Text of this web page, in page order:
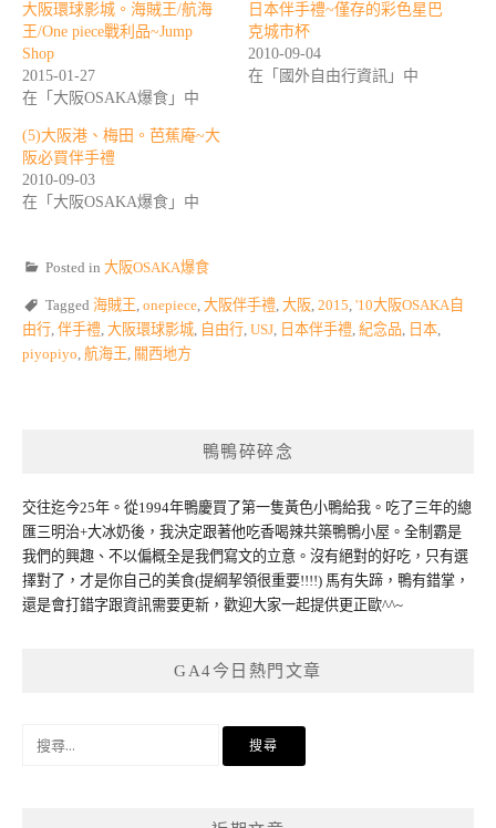
大阪環球影城。海賊王/航海
王/One piece戰利品~Jump
Shop
2015-01-27
在「大阪OSAKA爆食」中
日本伴手禮~僅存的彩色星巴
克城市杯
2010-09-04
在「國外自由行資訊」中
(5)大阪港、梅田。芭蕉庵~大
阪必買伴手禮
2010-09-03
在「大阪OSAKA爆食」中
Posted in 大阪OSAKA爆食
Tagged 海賊王, onepiece, 大阪伴手禮, 大阪, 2015, '10大阪OSAKA自
由行, 伴手禮, 大阪環球影城, 自由行, USJ, 日本伴手禮, 紀念品, 日本,
piyopiyo, 航海王, 關西地方
鴨鴨碎碎念
交往迄今25年。從1994年鴨慶買了第一隻黃色小鴨給我。吃了三年的總
匯三明治+大冰奶後，我決定跟著他吃香喝辣共築鴨鴨小屋。全制霸是
我們的興趣、不以偏概全是我們寫文的立意。沒有絕對的好吃，只有選
擇對了，才是你自己的美食(提綱挈領很重要!!!!) 馬有失蹄，鴨有錯掌，
還是會打錯字跟資訊需要更新，歡迎大家一起提供更正歐^^~
GA4今日熱門文章